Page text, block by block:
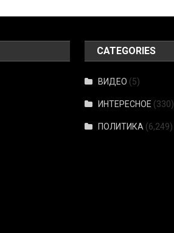
CATEGORIES
ВИДЕО (5)
ИНТЕРЕСНОЕ (330)
ПОЛИТИКА (6,249)